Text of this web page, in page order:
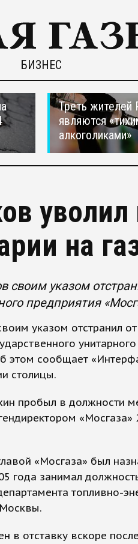
БИЗНЕС
Треть жителей
являются
алкоголиками»
уволил
на
указом
предприятия
указом отстранил
этом сообщает
столицы.
пробыл в должности
«Мосгаза»
«Мосгаза» был
года занимал
топливно-
в отставку вскоре